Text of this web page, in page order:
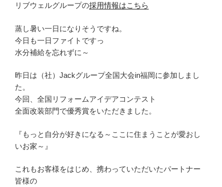
リブウェルグループの採用情報はこちら
蒸し暑い一日になりそうですね。
今日も一日ファイトですっ
水分補給を忘れずに～
昨日は（社）Jackグループ全国大会in福岡に参加しまし
た。
今回、全国リフォームアイデアコンテスト
全面改装部門で優秀賞をいただきました。
『もっと自分が好きになる～ここに住まうことが愛おし
いお家～』
これもお客様をはじめ、携わっていただいたパートナー
皆様の